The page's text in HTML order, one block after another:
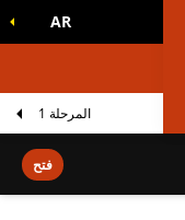
AR
المرحلة 1
فتح